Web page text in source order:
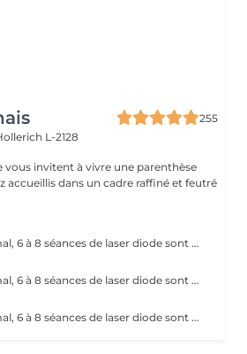
255
L-2128
vous invitent à vivre une parenthèse
Pour un résultat optimal, 6 à 8 séances de laser diode sont généralement recommandées. En cas de pilosité plus dense, quelques séances supplémentaires peuvent être nécessaires. Recommandations avant chaque séance : Pas de cosmétiques ni de déodorant le jour même de la séance ! - Raser la zone concernée 24h à 48h avant le rendez-vous - Ne pas utiliser de cire, d'épilateur électrique ou de pince à épiler durant les 6 semaines précédant le début du traitement (le rasoir ou les ciseaux restent autorisés) En fin de traitement, 5 à 10 % des poils peuvent subsister. Ceux-ci seront éliminés lors des séances d'entretien, à raison de 1 à 2 fois par an. Le laser traite tous les types de peau, de la plus claire à la plus foncée, ainsi que la majorité des types de poils, à l'exception des poils blancs, qui ne contiennent pas de mélanine.
Pour un résultat optimal, 6 à 8 séances de laser diode sont généralement recommandées. En cas de pilosité plus dense, quelques séances supplémentaires peuvent être nécessaires. Recommandations avant chaque séance : Pas de cosmétiques ni de déodorant le jour même de la séance ! - Raser la zone concernée 24h à 48h avant le rendez-vous - Ne pas utiliser de cire, d'épilateur électrique ou de pince à épiler durant les 6 semaines précédant le début du traitement (le rasoir ou les ciseaux restent autorisés) En fin de traitement, 5 à 10 % des poils peuvent subsister. Ceux-ci seront éliminés lors des séances d'entretien, à raison de 1 à 2 fois par an. Le laser traite tous les types de peau, de la plus claire à la plus foncée, ainsi que la majorité des types de poils, à l'exception des poils blancs, qui ne contiennent pas de mélanine.
Pour un résultat optimal, 6 à 8 séances de laser diode sont généralement recommandées. En cas de pilosité plus dense, quelques séances supplémentaires peuvent être nécessaires. Recommandations avant chaque séance : - Raser la zone concernée 24h à 48h avant le rendez-vous - Ne pas utiliser de cire, d'épilateur électrique ou de pince à épiler durant les 6 semaines précédant le début du traitement (le rasoir ou les ciseaux restent autorisés) En fin de traitement, 5 à 10 % des poils peuvent subsister. Ceux-ci seront éliminés lors des séances d'entretien, à raison de 1 à 2 fois par an. Le laser traite tous les types de peau, de la plus claire à la plus foncée, ainsi que la majorité des types de poils, à l'exception des poils blancs, qui ne contiennent pas de mélanine.